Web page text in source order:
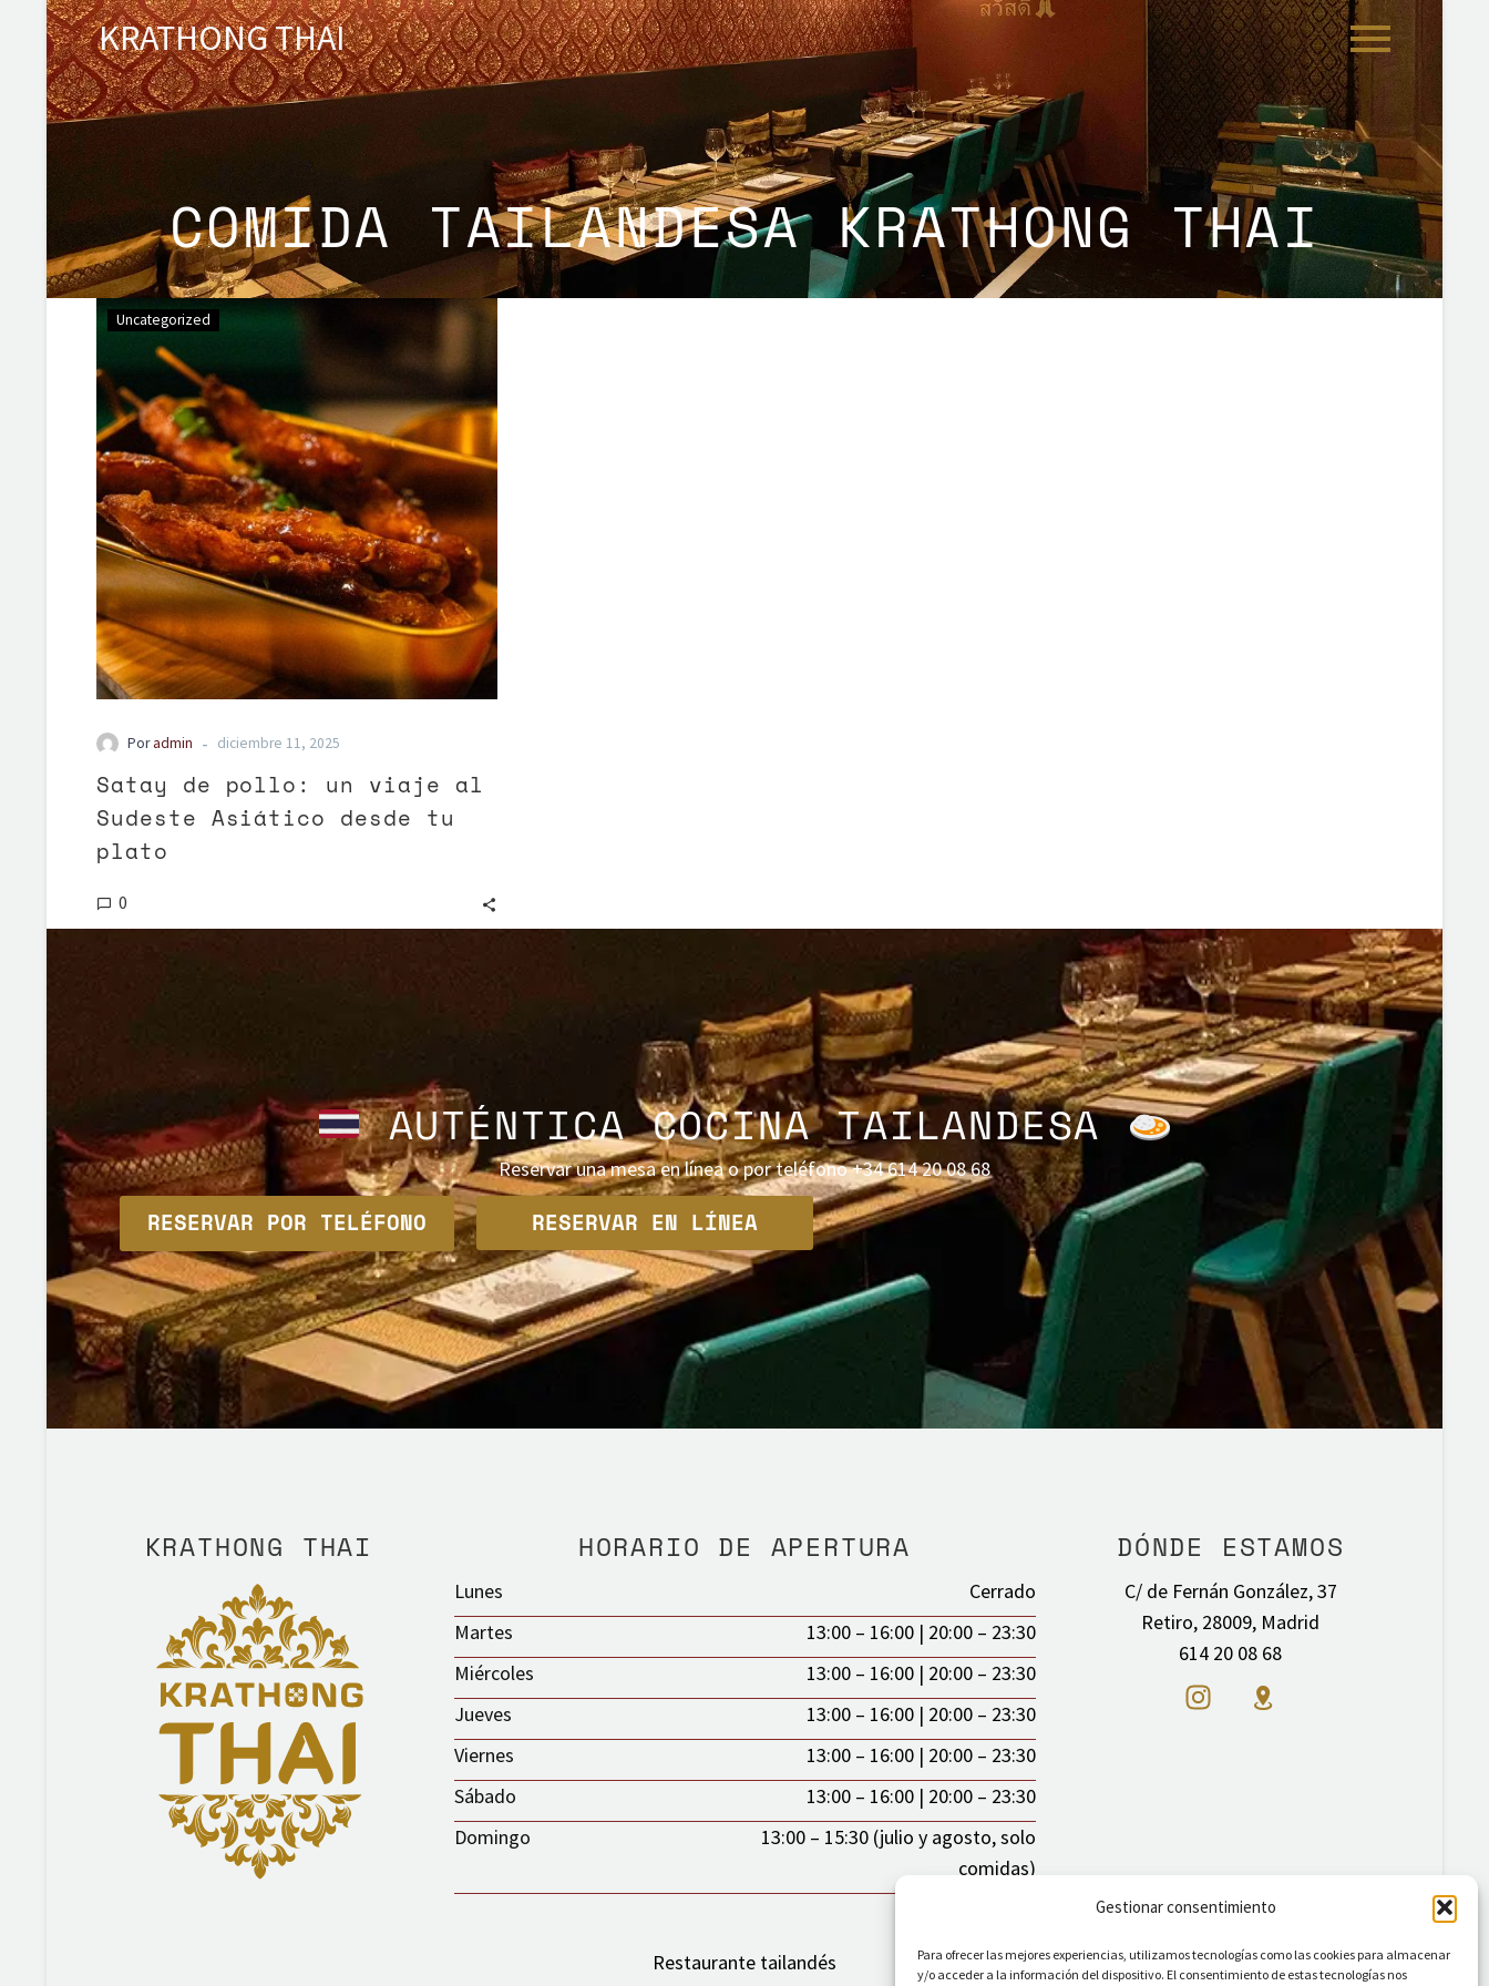
Gestionar consentimiento
Para ofrecer las mejores experiencias, utilizamos tecnologías como las cookies para almacenar
y/o acceder a la información del dispositivo. El consentimiento de estas tecnologías nos
KRATHONG THAI
COMIDA TAILANDESA KRATHONG THAI
Uncategorized
Poradmin - diciembre 11, 2025
Satay de pollo: un viaje al
Sudeste Asiático desde tu
plato
0
AUTÉNTICA COCINA TAILANDESA
Reservar una mesa en línea o por teléfono +34 614 20 08 68
RESERVAR POR TELÉFONO RESERVAR EN LÍNEA
KRATHONG THAI HORARIO DE APERTURA
Lunes
Cerrado
Martes
13:00 – 16:00 | 20:00 – 23:30
Miércoles
13:00 – 16:00 | 20:00 – 23:30
Jueves
13:00 – 16:00 | 20:00 – 23:30
Viernes
13:00 – 16:00 | 20:00 – 23:30
Sábado
13:00 – 16:00 | 20:00 – 23:30
Domingo
13:00 – 15:30 (julio y agosto, solo
comidas)
DÓNDE ESTAMOS
C/ de Fernán González, 37
Retiro, 28009, Madrid
614 20 08 68
Restaurante tailandés